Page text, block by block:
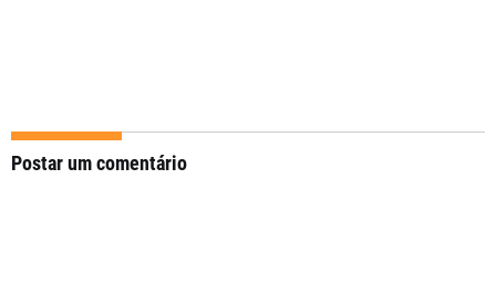
Postar um comentário